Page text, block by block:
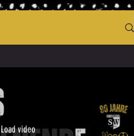
Load video